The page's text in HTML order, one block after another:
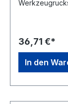
36,71 €*
In den